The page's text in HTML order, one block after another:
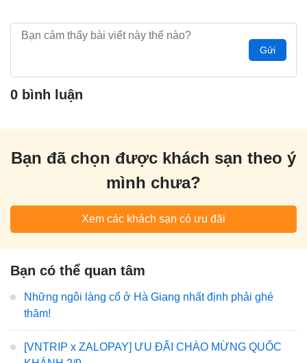
Gửi
0 bình luận
Bạn đã chọn được khách sạn theo ý
mình chưa?
Xem các khách sạn có ưu đãi
Bạn có thể quan tâm
Những ngôi làng cổ ở Hà Giang nhất định phải ghé
thăm!
[VNTRIP x ZALOPAY] ƯU ĐÃI CHÀO MỪNG QUỐC